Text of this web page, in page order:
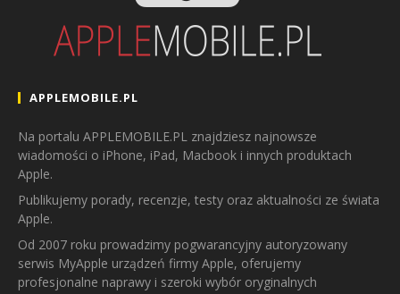
APPLEMOBILE.PL
Na portalu APPLEMOBILE.PL znajdziesz najnowsze
wiadomości o iPhone, iPad, Macbook i innych produktach
Apple.
Publikujemy porady, recenzje, testy oraz aktualności ze świata
Apple.
Od 2007 roku prowadzimy pogwarancyjny autoryzowany
serwis MyApple urządzeń firmy Apple, oferujemy
profesjonalne naprawy i szeroki wybór oryginalnych